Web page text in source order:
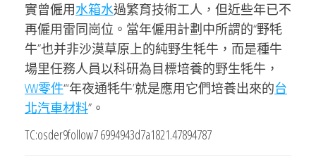
實曾僱用水箱水過繁育技術工人，但近些年已不
再僱用雷同崗位。當年僱用計劃中所謂的“野牦
牛”也并非沙漠草原上的純野生牦牛，而是種牛
場里任務人員以科研為目標培養的野生牦牛，
VW零件“‘年夜通牦牛’就是應用它們培養出來的台
北汽車材料”。
TC:osder9follow7 6994943d7a1821.47894787